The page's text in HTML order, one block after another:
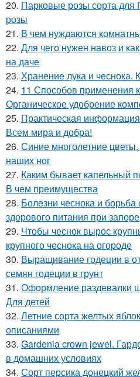
20. Парковые розы сорта
розы
21. В чем нуждаются
22. Для чего нужен навоз и
на даче
23. Хранение лука и чеснока.
24. 11 Способов применения
Органическое удобрение
25. Практическая
Всем мира и добра!
26. Синие многолетние
наших ног
27. Каким бывает капельный
В чем преимущества
28. Болезни чеснока и
здорового питания при запоре
29. Чтобы чеснок вырос
крупного чеснока на огороде
30. Выращивание годеции в
семян годеции в грунт
31. Оформление раздевалки
Для детей
32. Летние сорта желтых
описаниями
33. Gardenia crown jewel.
в домашних условиях
34. Сорт персика донецкий